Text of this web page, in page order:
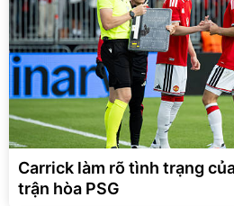
Carrick làm rõ tình trạng
trận hòa PSG